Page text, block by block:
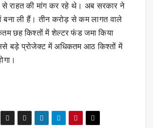
से राहत की मांग कर रहे थे। अब सरकार ने
बना ली हैं। तीन करोड़ से कम लागत वाले
छह किश्तों में शेल्टर फंड जमा किया
बड़े प्रोजेक्ट में अधिकतम आठ किश्तों में